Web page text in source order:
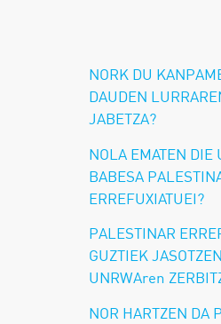
NORK DU
DAUDEN
JABETZA?
NOLA EMATEN DIE
BABESA
ERREFUXIATUEI?
PALESTINAR
GUZTIEK
UNRWAren
NOR HARTZEN DA